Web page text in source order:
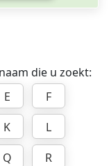
die u zoekt:
E
F
K
L
Q
R